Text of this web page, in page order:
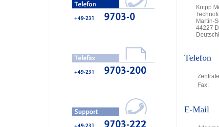
Knipp
Martin-
44227
Telefon
Fax:
E-Mail